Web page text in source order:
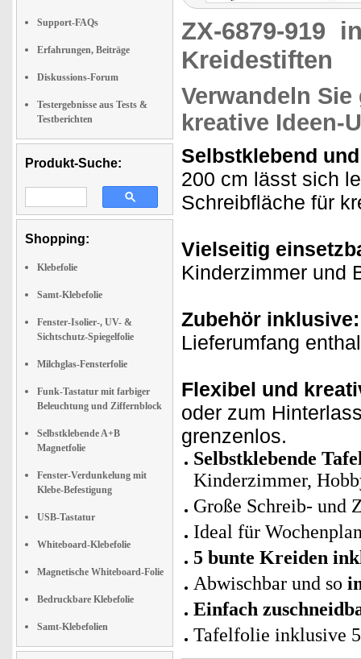
Support-FAQs
Erfahrungen, Beiträge
Diskussions-Forum
Testergebnisse aus Tests &
Testberichten
Produkt-Suche:
Shopping:
Klebefolie
Samt-Klebefolie
Fenster-Isolier-, UV- &
Sichtschutz-Spiegelfolie
Milchglas-Fensterfolie
Funk-Tastatur mit farbiger
Beleuchtung und Ziffernblock
Selbstklebende A+B
Magnetfolie
Fenster-Verdunkelung mit
Klebe-Befestigung
USB-Tastatur
Whiteboard-Klebefolie
Magnetische Whiteboard-Folie
Bedruckbare Klebefolie
Samt-Klebefolien
ZX-6879-919
Kreidestiften
Verwandeln
kreative Ideen-
Selbstklebend
200 cm lässt sich
Schreibfläche für
Vielseitig
Kinderzimmer und
Zubehör inklusive:
Lieferumfang
Flexibel und
oder zum
grenzenlos.
Selbstklebende
Kinderzimmer,
Große Schreib- und
Ideal für
5 bunte Kreiden
Abwischbar und so
Einfach
Tafelfolie inklusive